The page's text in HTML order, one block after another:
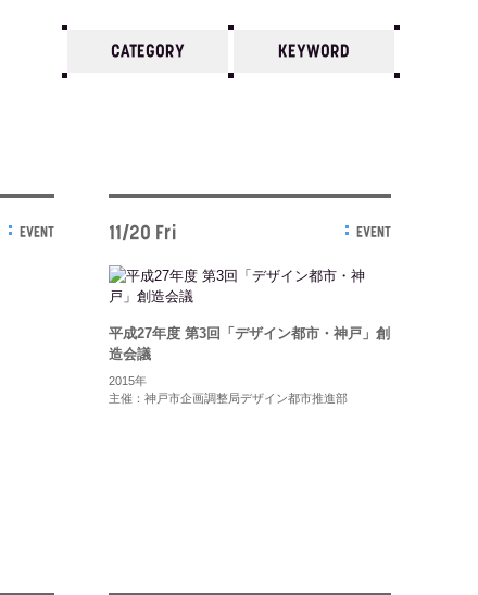
4 3 2 2013/
CATEGORY KEYWORD
EVENT 11/20 Fri EVENT
平成27年度 第3回「デザイン都市・神戸」創
造会議
2015年
主催：神戸市企画調整局デザイン都市推進部